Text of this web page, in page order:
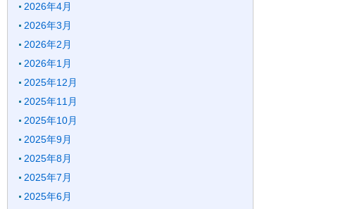
2026年4月
2026年3月
2026年2月
2026年1月
2025年12月
2025年11月
2025年10月
2025年9月
2025年8月
2025年7月
2025年6月